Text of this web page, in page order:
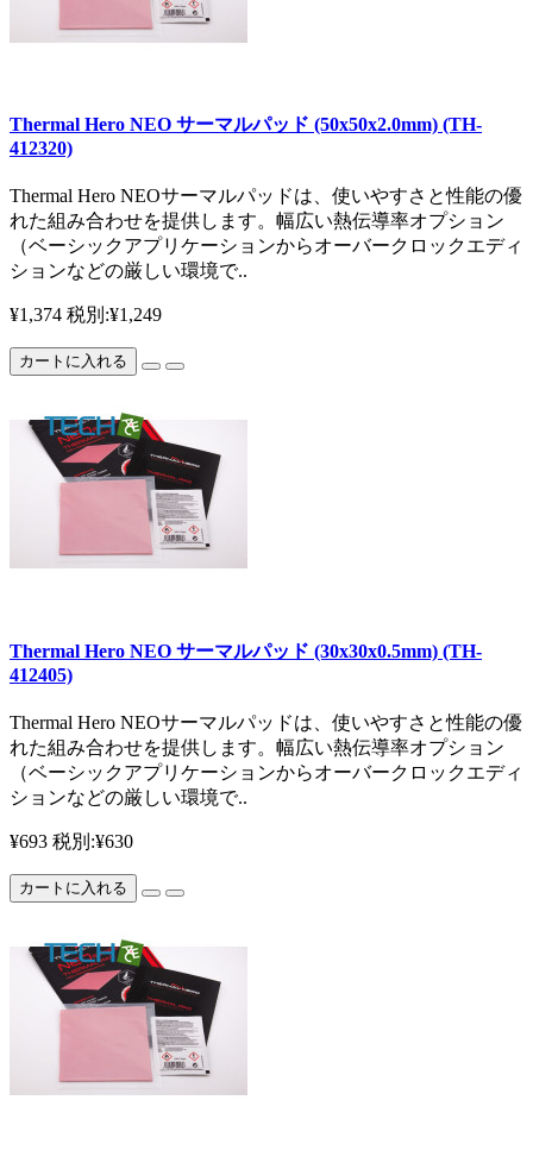
Thermal Hero NEO サーマルパッド (50x50x2.0mm) (TH-
412320)
Thermal Hero NEOサーマルパッドは、使いやすさと性能の優
れた組み合わせを提供します。幅広い熱伝導率オプション
（ベーシックアプリケーションからオーバークロックエディ
ションなどの厳しい環境で..
¥1,374 税別:¥1,249
カートに入れる
Thermal Hero NEO サーマルパッド (30x30x0.5mm) (TH-
412405)
Thermal Hero NEOサーマルパッドは、使いやすさと性能の優
れた組み合わせを提供します。幅広い熱伝導率オプション
（ベーシックアプリケーションからオーバークロックエディ
ションなどの厳しい環境で..
¥693 税別:¥630
カートに入れる